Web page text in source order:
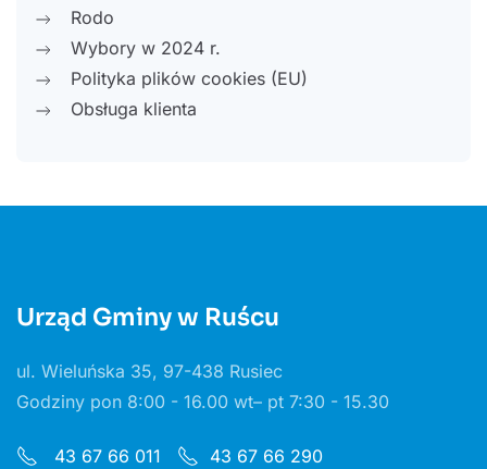
Rodo
Wybory w 2024 r.
Polityka plików cookies (EU)
Obsługa klienta
Urząd Gminy w Ruścu
ul. Wieluńska 35, 97-438 Rusiec
Godziny pon 8:00 - 16.00 wt– pt 7:30 - 15.30
43 67 66 011
43 67 66 290